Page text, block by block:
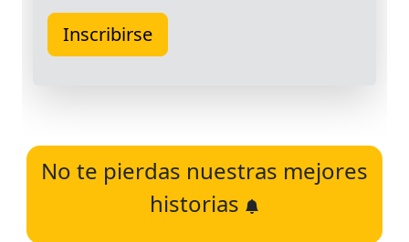
No te pierdas nuestras mejores
historias